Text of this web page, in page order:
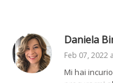
Daniela
Feb 07, 2022
Mi hai